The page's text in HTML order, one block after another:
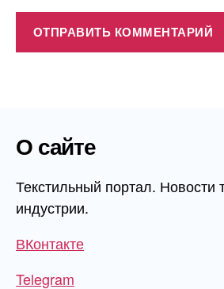
О сайте
Текстильный портал. Новости
индустрии.
ВКонтакте
Telegram